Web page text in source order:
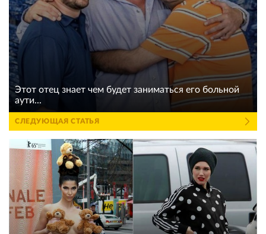
Этот отец знает чем будет заниматься его больной
аути...
СЛЕДУЮЩАЯ СТАТЬЯ